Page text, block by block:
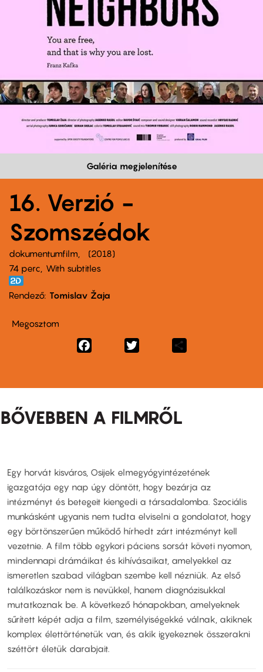
Galéria megjelenítése
16. Verzió -
Szomszédok
dokumentumfilm
2018
74 perc,
With subtitles
Rendező Tomislav Žaja
Megosztom
Facebook
BŐVEBBEN A FILMRŐL
Egy horvát kisváros, Osijek elmegyógyintézetének
igazgatója egy nap úgy döntött, hogy bezárja az
intézményt és betegeit kiengedi a társadalomba. Szociális
munkásként ugyanis nem tudta elviselni a gondolatot, hogy
egy börtönszerűen működő hírhedt zárt intézményt kell
vezetnie. A film több egykori páciens sorsát követi nyomon,
mindennapi drámáikat és kihívásaikat, amelyekkel az
ismeretlen szabad világban szembe kell nézniük. Az első
találkozáskor nem is nevükkel, hanem diagnózisukkal
mutatkoznak be. A következő hónapokban, amelyeknek
sűrített képét adja a film, személyiségekké válnak, akiknek
komplex élettörténetük van, és akik igyekeznek összerakni
széttört életük darabjait.